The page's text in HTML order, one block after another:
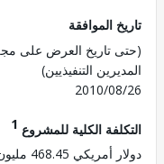
الموافقة
تاريخ العرض على مجلس
التنفيذيين)
2010/
الكلية للمشروع1
468.45 مليون